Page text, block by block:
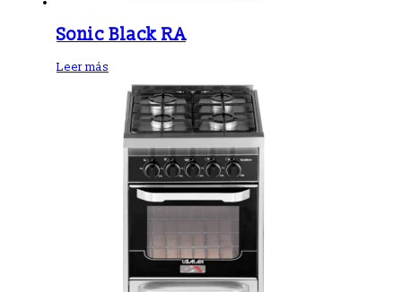
Sonic Black RA
Leer más